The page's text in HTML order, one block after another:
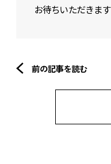
お待ちいただきま
前の記事を読む